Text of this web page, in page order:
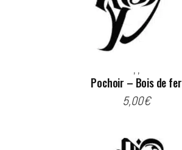
, ,
Pochoir – Bois de fer
5,00€